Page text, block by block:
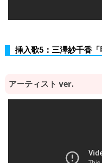
挿入歌5：三澤紗千香「
アーティスト ver.